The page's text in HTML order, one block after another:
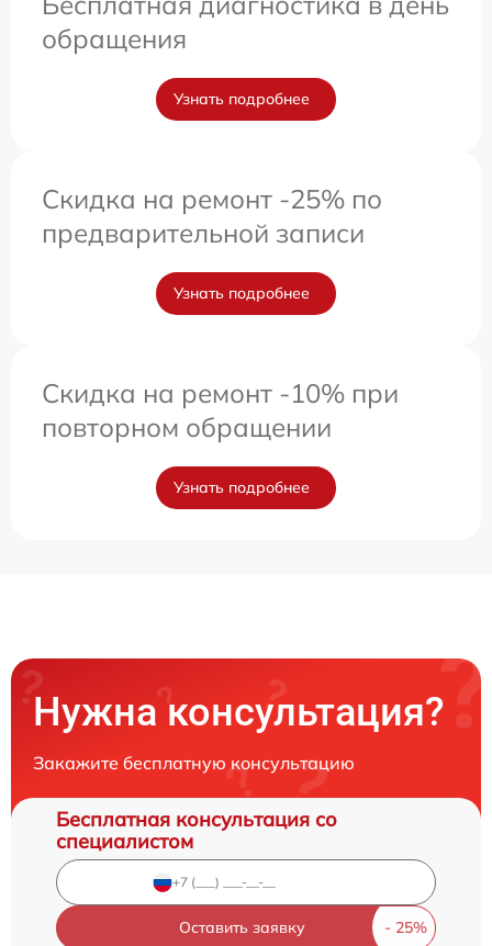
обращения
Узнать подробнее
Скидка на ремонт -25% по
предварительной записи
Узнать подробнее
Скидка на ремонт -10% при
повторном обращении
Узнать подробнее
Нужна консультация?
Закажите бесплатную консультацию
Бесплатная консультация со
специалистом
Оставить заявку